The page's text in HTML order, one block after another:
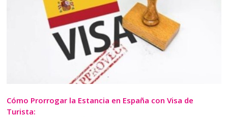
Cómo Prorrogar la Estancia en España con Visa de
Turista: